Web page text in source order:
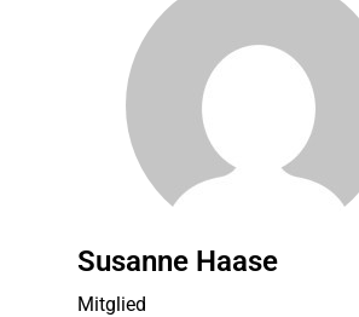
Susanne Haase
Mitglied